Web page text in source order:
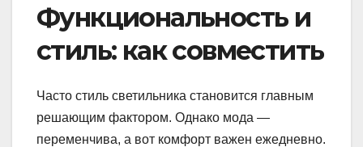
Функциональность и
стиль: как совместить
Часто стиль светильника становится главным
решающим фактором. Однако мода —
переменчива, а вот комфорт важен ежедневно.